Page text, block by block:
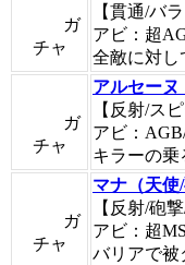
ガ
チャ
【貫通/バ
アビ：超
全敵に対し
ガ
チャ
アルセーヌ
【反射/ス
アビ：
キラーの乗
ガ
チャ
マナ（天使/
【反射/砲
アビ：超
バリアで被